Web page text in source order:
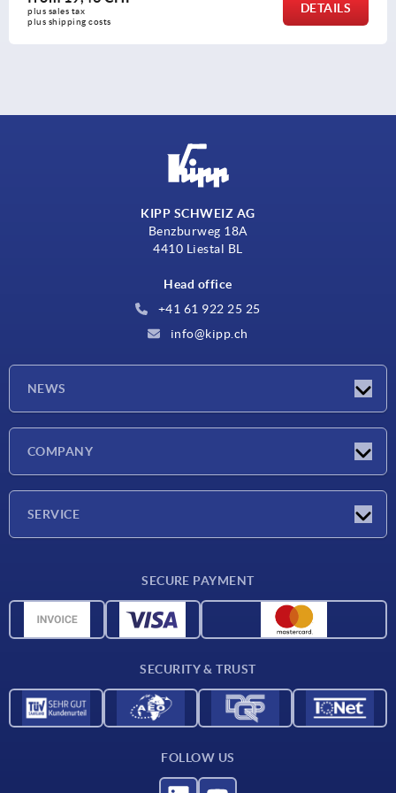
sales tax
shipping costs
DETAILS
KIPP SCHWEIZ AG
Benzburweg 18A
4410 Liestal BL
Head office
+41 61 922 25 25
info@kipp.ch
NEWS
COMPANY
SERVICE
CAD data
SECURE PAYMENT
SECURITY & TRUST
FOLLOW US